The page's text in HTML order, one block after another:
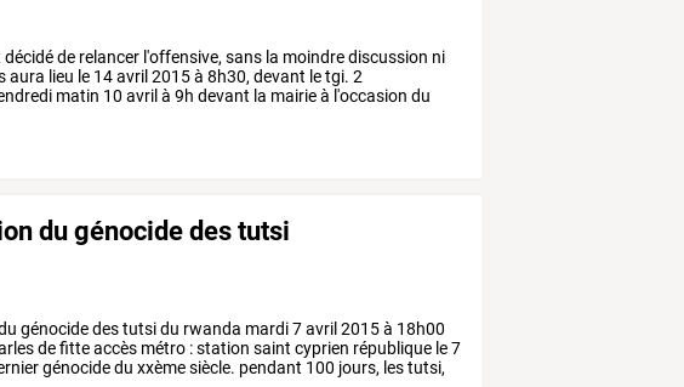
décidéde relancer l'offensive,sans la moindrediscussion ni
aura lieu le 14avril 2015à 8h30,devant letgi. 2
matin 10 avril à 9h devant la mairieà l'occasion du
du génocide des tutsi
génocidedestutsidu rwanda mardi7avril 2015à 18h00
defitteaccès métro :station saint cyprien république le7
génocidedu xxèmesiècle. pendant 100 jours, lestutsi,